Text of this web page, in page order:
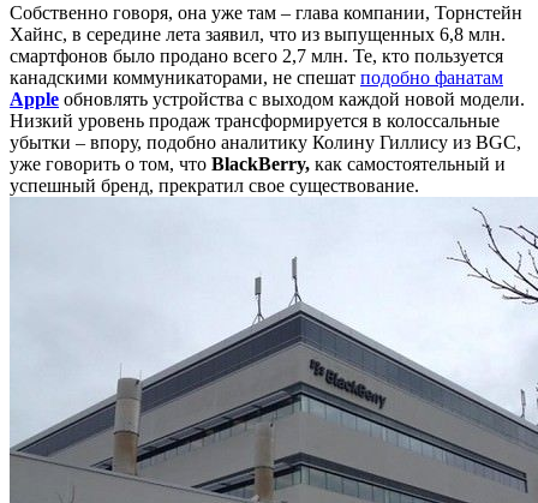
Собственно говоря, она уже там – глава компании, Торнстейн
Хайнс, в середине лета заявил, что из выпущенных 6,8 млн.
смартфонов было продано всего 2,7 млн. Те, кто пользуется
канадскими коммуникаторами, не спешат подобно фанатам
Apple обновлять устройства с выходом каждой новой модели.
Низкий уровень продаж трансформируется в колоссальные
убытки – впору, подобно аналитику Колину Гиллису из BGC,
уже говорить о том, что BlackBerry, как самостоятельный и
успешный бренд, прекратил свое существование.